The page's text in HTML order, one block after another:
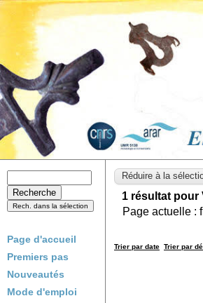
Page d'accueil
Premiers pas
Nouveautés
Mode d'emploi
1 résultat pour
Page actuelle :
Trier par date Trier par